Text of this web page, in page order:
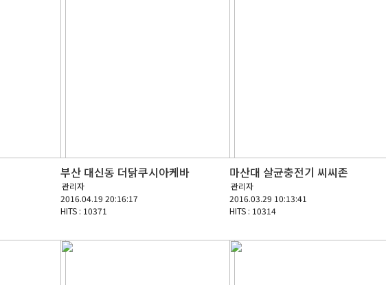
부산 대신동 더닭쿠시아케바
관리자
2016.04.19 20:16:17
HITS : 10371
마산대 살균충전기 씨씨존
관리자
2016.03.29 10:13:41
HITS : 10314